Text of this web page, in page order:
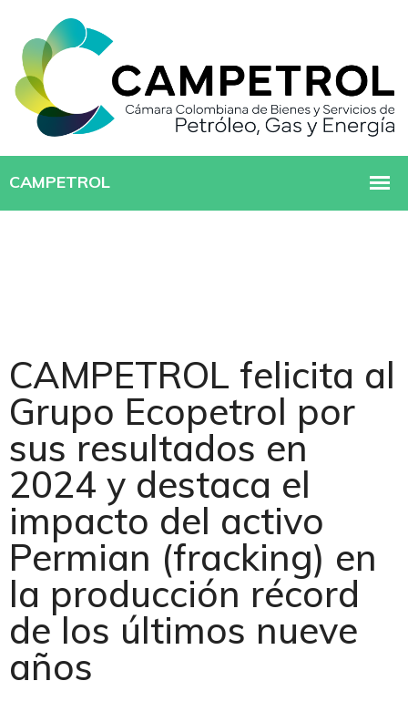
CAMPETROL felicita al
Grupo Ecopetrol por
sus resultados en
2024 y destaca el
impacto del activo
Permian (fracking) en
la producción récord
de los últimos nueve
años